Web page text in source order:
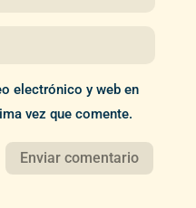
electrónico y web en
vez que comente.